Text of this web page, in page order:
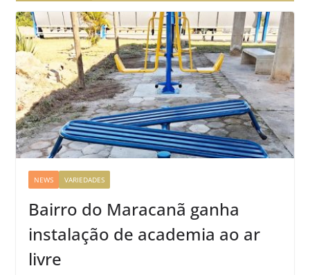
NEWS VARIEDADES
Bairro do Maracanã ganha
instalação de academia ao ar
livre